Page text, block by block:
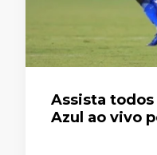
Assista todos
Azul ao vivo